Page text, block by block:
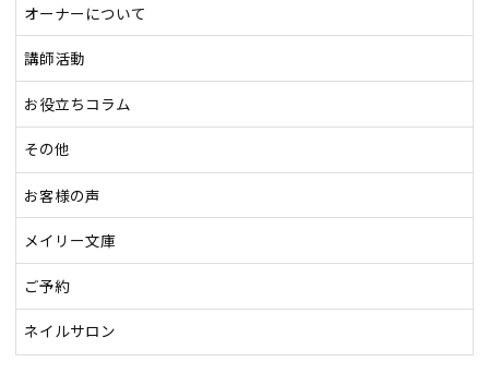
オーナーについて
講師活動
お役立ちコラム
その他
お客様の声
メイリー文庫
ご予約
ネイルサロン